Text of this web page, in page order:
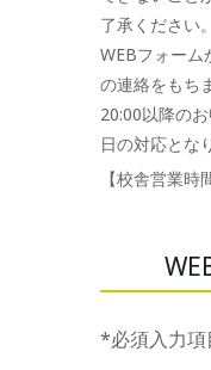
了承ください。
WEBフォーム
の連絡をもち
20:00以降の
日の対応とな
【校舎営業時
*必須入力項